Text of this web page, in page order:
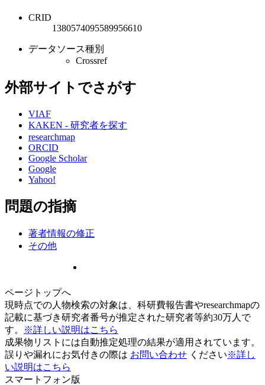
CRID
1380574095589956610
データソース種別
Crossref
外部サイトでさがす
VIAF
KAKEN - 研究者を探す
researchmap
ORCID
Google Scholar
Google
Yahoo!
問題の指摘
著者情報の修正
その他
ページトップへ
現時点での人物検索の対象は、科研費報告書やresearchmapの
記載に基づき研究者番号が推定された研究者等約30万人で
す。
※詳しい説明はこちら
成果物リストには自動推定処理の結果が適用されています。
誤りや漏れにお気付きの際は お問い合わせ ください※詳し
い説明はこちら
スマートフォン版